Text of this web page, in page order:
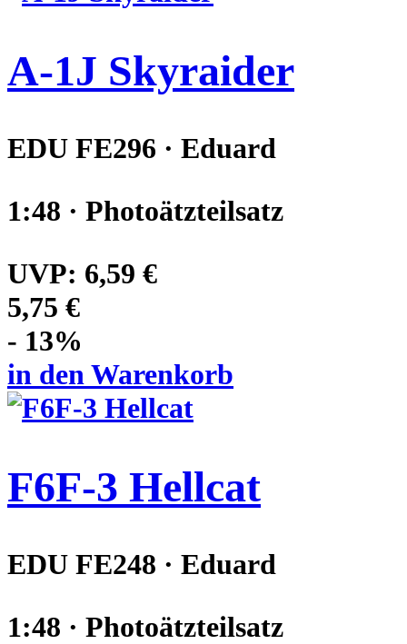
A-1J Skyraider
EDU FE296 · Eduard
1:48 · Photoätzteilsatz
UVP: 6,59 €
5,75 €
- 13%
in den Warenkorb
F6F-3 Hellcat
EDU FE248 · Eduard
1:48 · Photoätzteilsatz